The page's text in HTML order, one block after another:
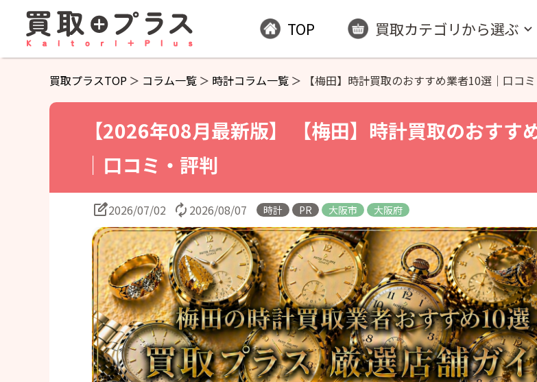
TOP 買取カテゴリから選ぶ
買取プラスTOP コラム一覧 時計コラム一覧 【梅田】時計買取のおすすめ業者10選｜口コ
【2026年08月最新版】 【梅田】時計買取のおすす
｜口コミ・評判
2026/07/02 2026/08/07 時計 PR 大阪市 大阪府